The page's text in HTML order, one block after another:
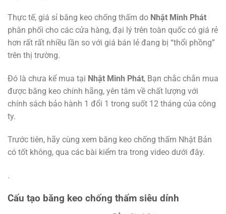
Thực tế, giá sỉ băng keo chống thấm do Nhật Minh Phát
phân phối cho các cửa hàng, đại lý trên toàn quốc có giá rẻ
hơn rất rất nhiều lần so với giá bán lẻ đang bị “thổi phồng”
trên thị trường.
Đó là chưa kể mua tại Nhật Minh Phát, Bạn chắc chắn mua
được băng keo chính hãng, yên tâm về chất lượng với
chính sách bảo hành 1 đổi 1 trong suốt 12 tháng của công
ty.
Trước tiên, hãy cùng xem băng keo chống thấm Nhật Bản
có tốt không, qua các bài kiểm tra trong video dưới đây.
.
Cấu tạo băng keo chống thấm siêu dính